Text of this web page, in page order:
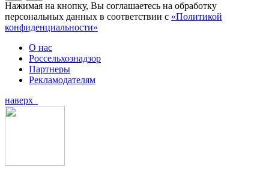
Нажимая на кнопку, Вы соглашаетесь на обработку
персональных данных в соответствии с «Политикой
конфиденциальности»
О нас
Россельхознадзор
Партнеры
Рекламодателям
наверх